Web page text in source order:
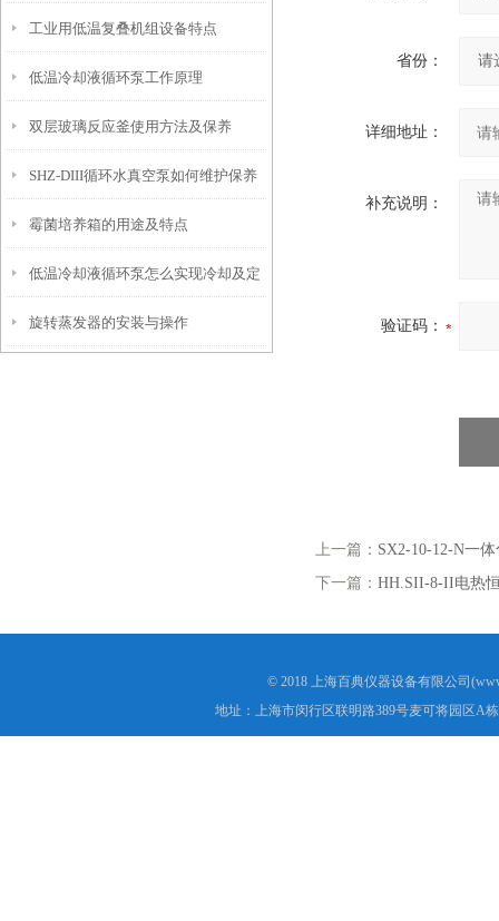
工业用低温复叠机组设备特点
低温冷却液循环泵工作原理
双层玻璃反应釜使用方法及保养
SHZ-DIII循环水真空泵如何维护保养
霉菌培养箱的用途及特点
低温冷却液循环泵怎么实现冷却及定
期维护
旋转蒸发器的安装与操作
省份：
详细地址：
补充说明：
验证码：
上一篇： SX2-10-12-N一
下一篇： HH.SII-8-II电热
© 2018 上海百典仪器设备有限公司
地址：上海市闵行区联明路389号麦可将园区A